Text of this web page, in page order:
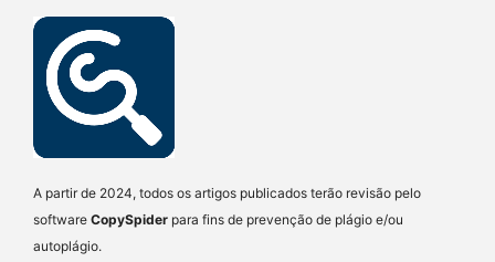
A partir de 2024, todos os artigos publicados terão revisão pelo
software CopySpider para fins de prevenção de plágio e/ou
autoplágio.